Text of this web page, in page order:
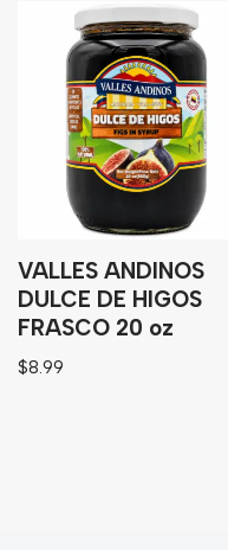
Básicos de Cocina
Granos
Harinas
Edulcorante
Enlatados
Sopas
Atoles
VALLES ANDINOS
DULCE DE HIGOS
FRASCO 20 oz
$8.99